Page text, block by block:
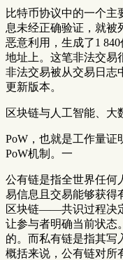
比特币协议中的一个主
息未经正确验证，就被
恶意利用，生成了1
地址上。这笔非法交易
非法交易被从交易日志
更新版本。
区块链与人工智能、大
PoW，也就是工作量证
PoW机制。一
公有链是指全世界任何
易信息且交易能够获得
区块链——共识过程决
让参与者明确当前状态
的。而私有链是指其写
概括来说，公有链对所